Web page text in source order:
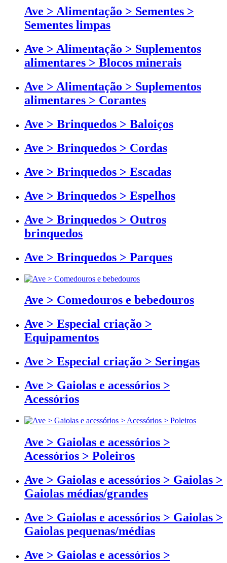
Ave > Alimentação > Sementes >
Sementes limpas
Ave > Alimentação > Suplementos
alimentares > Blocos minerais
Ave > Alimentação > Suplementos
alimentares > Corantes
Ave > Brinquedos > Baloiços
Ave > Brinquedos > Cordas
Ave > Brinquedos > Escadas
Ave > Brinquedos > Espelhos
Ave > Brinquedos > Outros
brinquedos
Ave > Brinquedos > Parques
Ave > Comedouros e bebedouros
Ave > Especial criação >
Equipamentos
Ave > Especial criação > Seringas
Ave > Gaiolas e acessórios >
Acessórios
Ave > Gaiolas e acessórios >
Acessórios > Poleiros
Ave > Gaiolas e acessórios > Gaiolas >
Gaiolas médias/grandes
Ave > Gaiolas e acessórios > Gaiolas >
Gaiolas pequenas/médias
Ave > Gaiolas e acessórios >